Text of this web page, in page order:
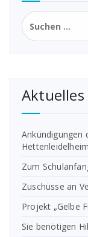
Suchen
nach:
Aktuelles
Ankündigungen
Zum
Zuschüsse an
Projekt „Gelbe
Sie benötigen